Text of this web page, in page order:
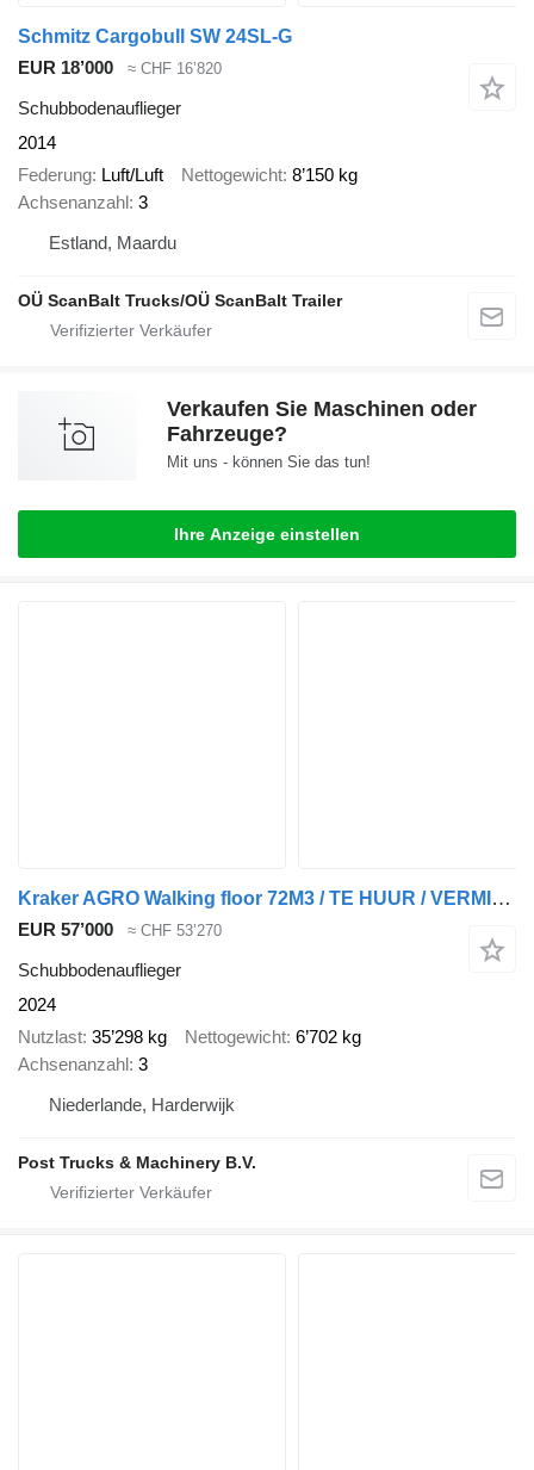
Schmitz Cargobull SW 24SL-G
EUR 18’000
≈ CHF 16’820
Schubbodenauflieger
2014
Federung Luft/Luft Nettogewicht 8’150 kg
Achsenanzahl 3
Estland, Maardu
OÜ ScanBalt Trucks/OÜ ScanBalt Trailer
Verkaufen Sie Maschinen oder
Fahrzeuge?
Mit uns - können Sie das tun!
Ihre Anzeige einstellen
Kraker AGRO Walking floor 72M3 / TE HUUR / VERMIETUNG
EUR 57’000 ≈ CHF 53’270
Schubbodenauflieger
2024
Nutzlast 35’298 kg Nettogewicht 6’702 kg
Achsenanzahl 3
Niederlande, Harderwijk
Post Trucks & Machinery B.V.